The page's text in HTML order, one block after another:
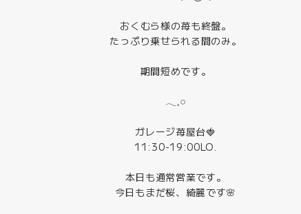
おくむら様の苺も終盤。
たっぷり乗せられる間のみ。
期間短めです。
𓂃𓈒𓏸
ガレージ苺屋台🍓
11:30-19:00LO.
本日も通常営業です。
今日もまだ桜、綺麗です🌸